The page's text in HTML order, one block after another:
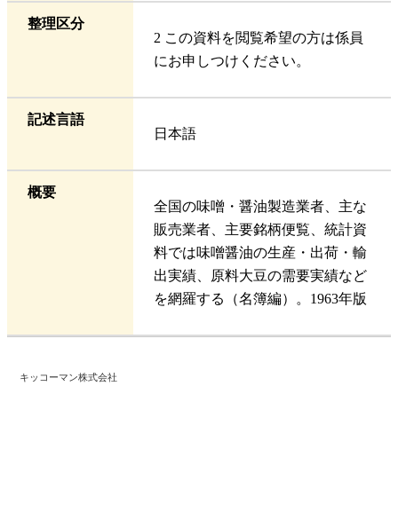
整理区分
2 この資料を閲覧希望の方は係員
にお申しつけください。
記述言語
日本語
概要
全国の味噌・醤油製造業者、主な
販売業者、主要銘柄便覧、統計資
料では味噌醤油の生産・出荷・輸
出実績、原料大豆の需要実績など
を網羅する（名簿編）。1963年版
キッコーマン株式会社